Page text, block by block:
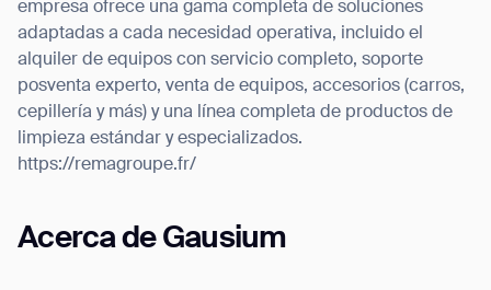
empresa ofrece una gama completa de soluciones
adaptadas a cada necesidad operativa, incluido el
alquiler de equipos con servicio completo, soporte
posventa experto, venta de equipos, accesorios (carros,
cepillería y más) y una línea completa de productos de
limpieza estándar y especializados.
https://remagroupe.fr/
Acerca de Gausium